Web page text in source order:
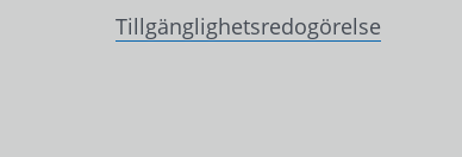
Tillgänglighetsredogörelse